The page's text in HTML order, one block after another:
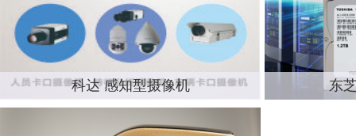
科达 感知型摄像机 东